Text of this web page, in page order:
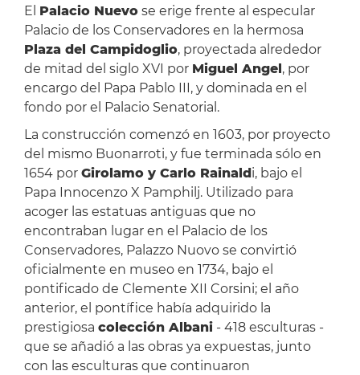
El Palacio Nuevose erige frente al especular
Palacio de los Conservadores en la hermosa
Plaza del Campidoglio, proyectada alrededor
de mitad del siglo XVI por Miguel Angel , por
encargo del Papa Pablo III, y dominada en el
fondo por el Palacio Senatorial.
La construcción comenzó en 1603, por proyecto
del mismo Buonarroti, y fue terminada sólo en
1654 por Girolamo y Carlo Rainald i, bajo el
Papa Innocenzo X Pamphilj. Utilizado para
acoger las estatuas antiguas que no
encontraban lugar en el Palacio de los
Conservadores, Palazzo Nuovo se convirtió
oficialmente en museo en 1734, bajo el
pontificado de Clemente XII Corsini; el año
anterior, el pontífice había adquirido la
prestigiosa colección Albani- 418 esculturas -
que se añadió a las obras ya expuestas, junto
con las esculturas que continuaron